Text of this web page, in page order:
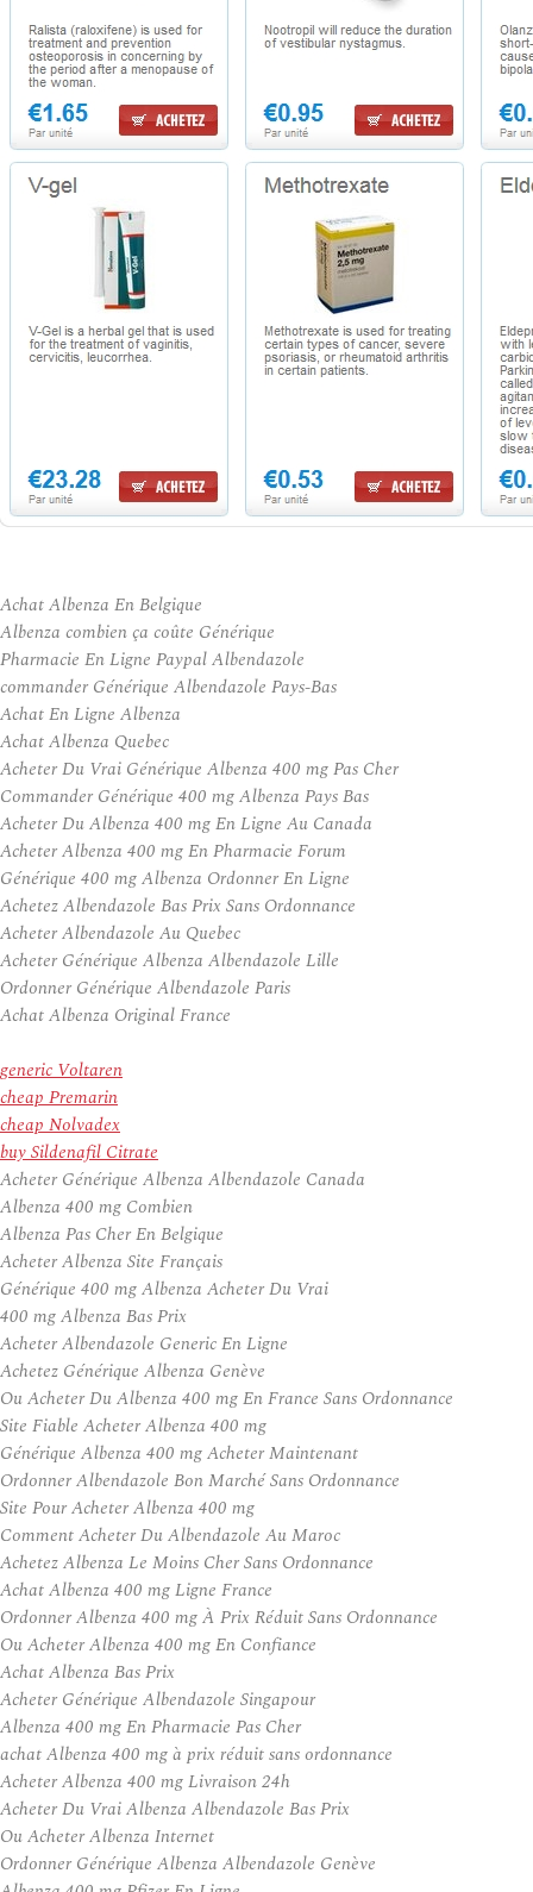
Achat Albenza En Belgique
Albenza combien ça coûte Générique
Pharmacie En Ligne Paypal Albendazole
commander Générique Albendazole Pays-Bas
Achat En Ligne Albenza
Achat Albenza Quebec
Acheter Du Vrai Générique Albenza 400 mg Pas Cher
Commander Générique 400 mg Albenza Pays Bas
Acheter Du Albenza 400 mg En Ligne Au Canada
Acheter Albenza 400 mg En Pharmacie Forum
Générique 400 mg Albenza Ordonner En Ligne
Achetez Albendazole Bas Prix Sans Ordonnance
Acheter Albendazole Au Quebec
Acheter Générique Albenza Albendazole Lille
Ordonner Générique Albendazole Paris
Achat Albenza Original France
generic Voltaren
cheap Premarin
cheap Nolvadex
buy Sildenafil Citrate
Acheter Générique Albenza Albendazole Canada
Albenza 400 mg Combien
Albenza Pas Cher En Belgique
Acheter Albenza Site Français
Générique 400 mg Albenza Acheter Du Vrai
400 mg Albenza Bas Prix
Acheter Albendazole Generic En Ligne
Achetez Générique Albenza Genève
Ou Acheter Du Albenza 400 mg En France Sans Ordonnance
Site Fiable Acheter Albenza 400 mg
Générique Albenza 400 mg Acheter Maintenant
Ordonner Albendazole Bon Marché Sans Ordonnance
Site Pour Acheter Albenza 400 mg
Comment Acheter Du Albendazole Au Maroc
Achetez Albenza Le Moins Cher Sans Ordonnance
Achat Albenza 400 mg Ligne France
Ordonner Albenza 400 mg À Prix Réduit Sans Ordonnance
Ou Acheter Albenza 400 mg En Confiance
Achat Albenza Bas Prix
Acheter Générique Albendazole Singapour
Albenza 400 mg En Pharmacie Pas Cher
achat Albenza 400 mg à prix réduit sans ordonnance
Acheter Albenza 400 mg Livraison 24h
Acheter Du Vrai Albenza Albendazole Bas Prix
Ou Acheter Albenza Internet
Ordonner Générique Albenza Albendazole Genève